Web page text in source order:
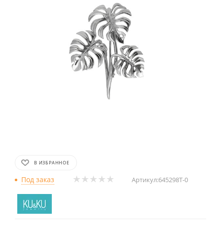
В ИЗБРАННОЕ
Под заказ Артикул:645298Т-0